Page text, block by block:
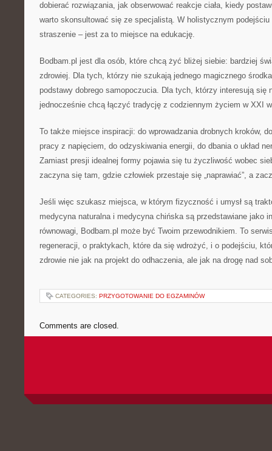
dobierać rozwiązania, jak obserwować reakcje ciała, kiedy
warto skonsultować się ze specjalistą. W holistycznym
straszenie – jest za to miejsce na edukację.
Bodbam.pl jest dla osób, które chcą żyć bliżej siebie: bardziej
zdrowiej. Dla tych, którzy nie szukają jednego magicznego
podstawy dobrego samopoczucia. Dla tych, którzy interesują się
jednocześnie chcą łączyć tradycję z codziennym życiem w XXI
To także miejsce inspiracji: do wprowadzania drobnych kroków,
pracy z napięciem, do odzyskiwania energii, do dbania o układ
Zamiast presji idealnej formy pojawia się tu życzliwość wobec
zaczyna się tam, gdzie człowiek przestaje się „naprawiać”, a
Jeśli więc szukasz miejsca, w którym fizyczność i umysł są
medycyna naturalna i medycyna chińska są przedstawiane jako
równowagi, Bodbam.pl może być Twoim przewodnikiem. To
regeneracji, o praktykach, które da się wdrożyć, i o podejściu,
zdrowie nie jak na projekt do odhaczenia, ale jak na drogę nad
CATEGORIES: PRZYGOTOWANIE DO EGZAMINÓW
Comments are closed.